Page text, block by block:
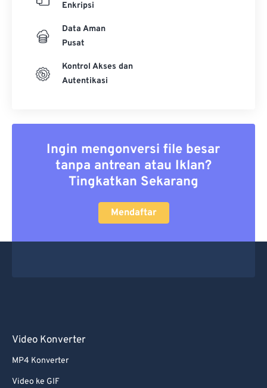
Enkripsi
Data Aman
Pusat
Kontrol Akses dan
Autentikasi
Ingin mengonversi file besar
tanpa antrean atau Iklan?
Tingkatkan Sekarang
Mendaftar
Video Konverter
MP4 Konverter
Video ke GIF